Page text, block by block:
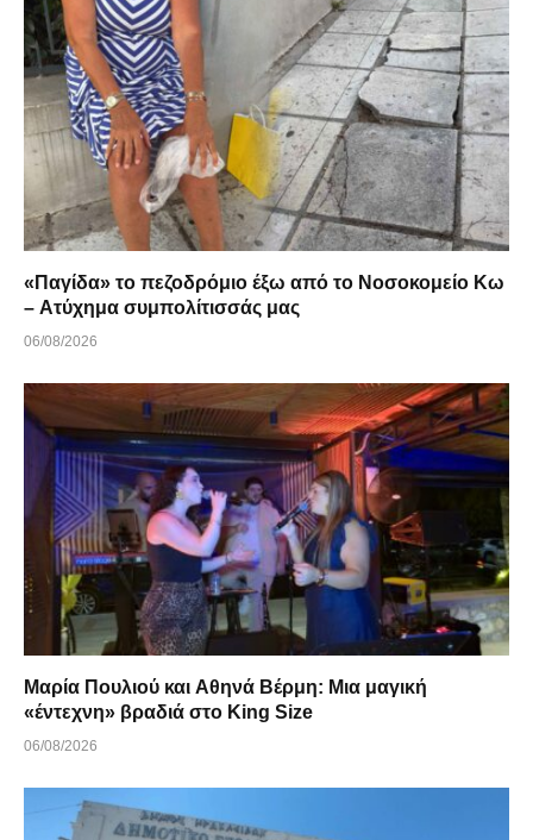
«Παγίδα» το πεζοδρόμιο έξω από το Νοσοκομείο Κω
– Ατύχημα συμπολίτισσάς μας
06/08/2026
Μαρία Πουλιού και Αθηνά Βέρμη: Μια μαγική
«έντεχνη» βραδιά στο King Size
06/08/2026